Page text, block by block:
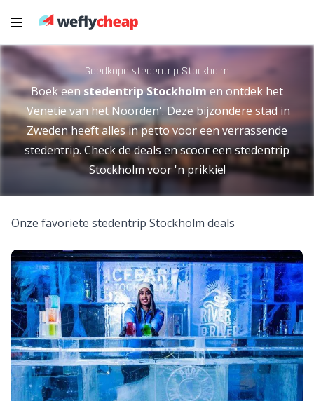
Goedkope stedentrip Stockholm
Boek een stedentrip Stockholmen ontdek het
'Venetië van het Noorden'. Deze bijzondere stad in
Zweden heeft alles in petto voor een verrassende
stedentrip. Check de deals en scoor een stedentrip
Stockholm voor 'n prikkie!
Onze favoriete stedentrip Stockholm deals